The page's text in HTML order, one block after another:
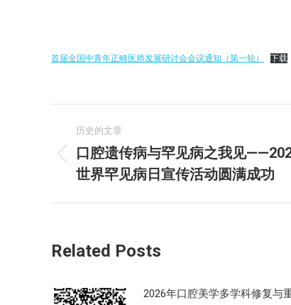
首届全国中青年正畸医师发展研讨会会议通知（第一轮） 下载
章
航
历史的文章
历
史
的
口腔遗传病与罕见病之我见
世界罕见病日宣传活动圆满成功
Related Posts
2026年口腔美学多学科修复与